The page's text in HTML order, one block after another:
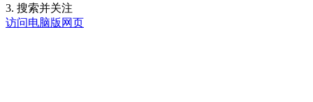
3. 搜索并关注
访问电脑版网页